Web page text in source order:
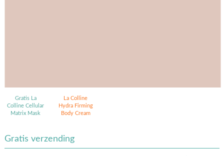
Gratis La
Colline Cellular
Matrix Mask
La Colline
Hydra Firming
Body Cream
Gratis verzending